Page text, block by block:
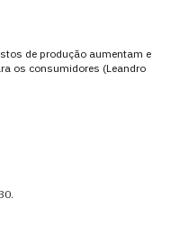
de produção aumentam e
os consumidores (Leandro
.